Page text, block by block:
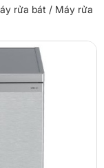
rửa bát / Máy rửa